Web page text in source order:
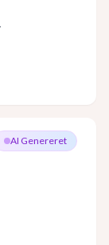
AI Genereret